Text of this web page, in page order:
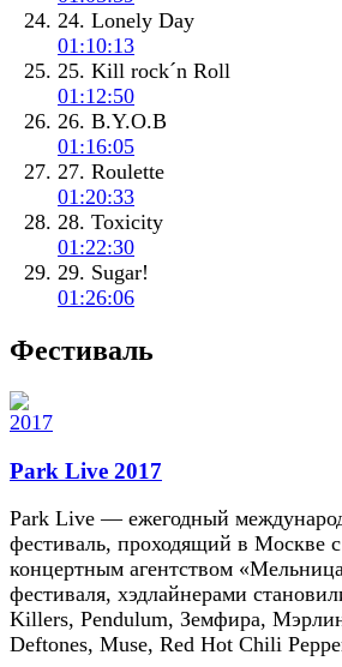
24. Lonely Day
01:10:13
25. Kill rock´n Roll
01:12:50
26. B.Y.O.B
01:16:05
27. Roulette
01:20:33
28. Toxicity
01:22:30
29. Sugar!
01:26:06
Фестиваль
Park Live 2017
Park Live — ежегодный
фестиваль, проходящий в Москве
концертным агентством
фестиваля, хэдлайнерами
Killers, Pendulum, Земфира,
Deftones, Muse, Red Hot Chili